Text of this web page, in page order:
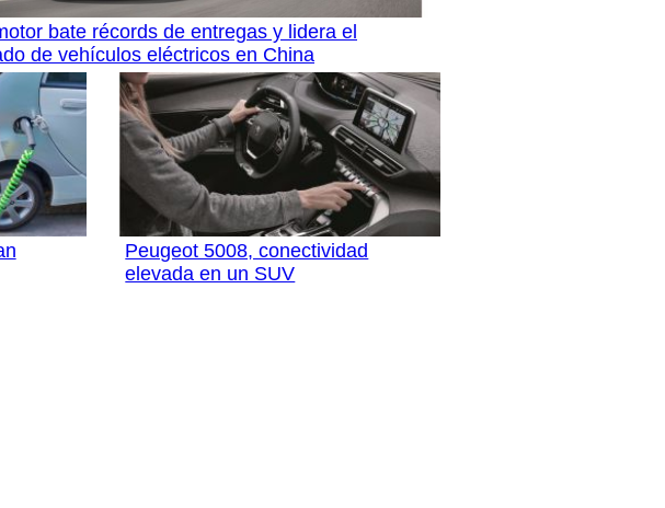
bate récords de entregas y lidera el
de vehículos eléctricos en China
Peugeot 5008, conectividad
elevada en un SUV